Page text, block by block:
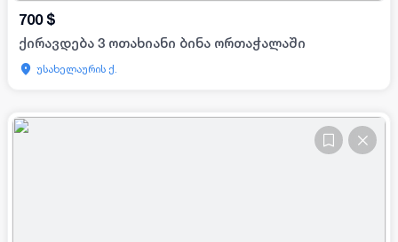
700 $
ქირავდება 3 ოთახიანი ბინა ორთაჭალაში
უსახელაურის ქ.